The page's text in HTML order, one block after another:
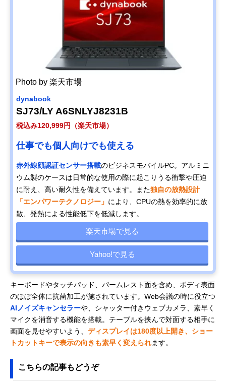
Photo by 楽天市場
dynabook
SJ73/LY A6SNLYJ8231B
税込み120,999円（楽天市場）
仕事でも個人向けでも使える
赤外線顔認証センサー搭載のビジネスモバイルPC。アルミニ
ウム製のケースは日常的な使用の際に起こりうる衝撃や圧迫
に耐え、高い耐久性を備えています。また独自の放熱設計
「エンパワーテクノロジー」 により、CPUの熱を効率的に放
散、発熱による性能低下を低減します。
楽天市場で見る
Yahoo!で見る
キーボードやタッチパッド、パームレスト面を含め、ボディ表面
のほぼ全体に抗菌加工が施されています。Web会議の時に役立つ
AIノイズキャンセラーや、シャッター付きウェブカメラ、素早く
マイクを消音する機能を搭載。テーブルを挟んで対面する相手に
画面を見せやすいよう、 ディスプレイは180度以上開き、ショー
トカットキーで表示の向きも素早く変えられます。
こちらの記事もどうぞ